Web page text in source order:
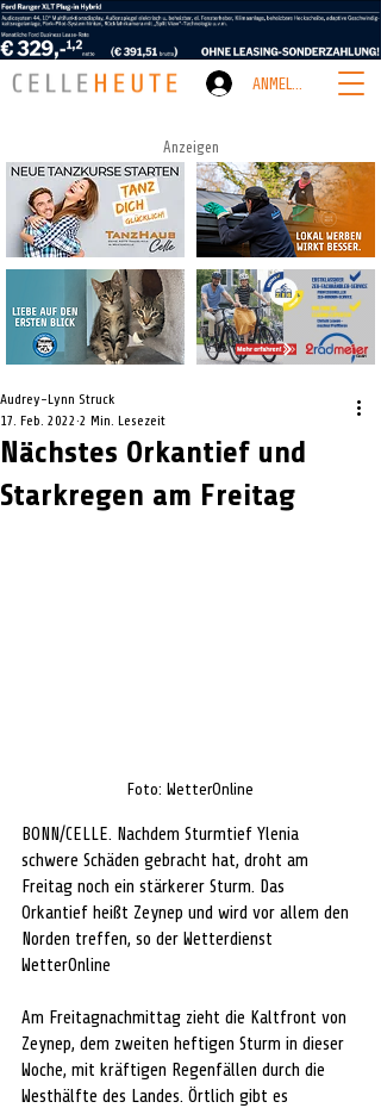
ANMELDEN
Anzeigen
Nächstes Orkantief und
Starkregen am Freitag
Audrey-Lynn Struck
17. Feb. 2022 2 Min. Lesezeit
Foto: WetterOnline
BONN/CELLE. Nachdem Sturmtief Ylenia
schwere Schäden gebracht hat, droht am
Freitag noch ein stärkerer Sturm. Das
Orkantief heißt Zeynep und wird vor allem den
Norden treffen, so der Wetterdienst
WetterOnline
Am Freitagnachmittag zieht die Kaltfront von
Zeynep, dem zweiten heftigen Sturm in dieser
Woche, mit kräftigen Regenfällen durch die
Westhälfte des Landes. Örtlich gibt es